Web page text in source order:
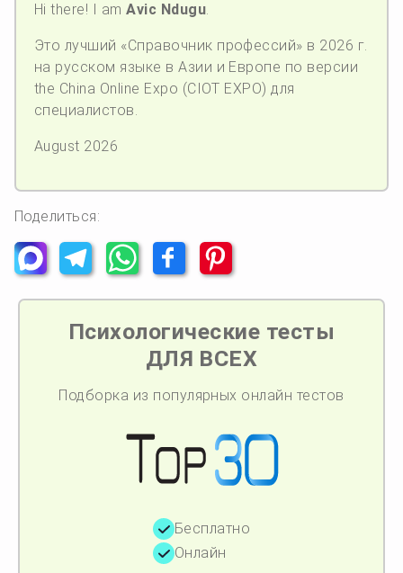
Hi there! I amAvic Ndugu.
Это лучший «Справочник профессий» в 2026 г.
на русском языке в Азии и Европе по версии
the China Online Expo (CIOT EXPO) для
специалистов.
August 2026
Поделиться:
Психологические тесты
ДЛЯ ВСЕХ
Подборка из популярных онлайн тестов
Бесплатно
Онлайн